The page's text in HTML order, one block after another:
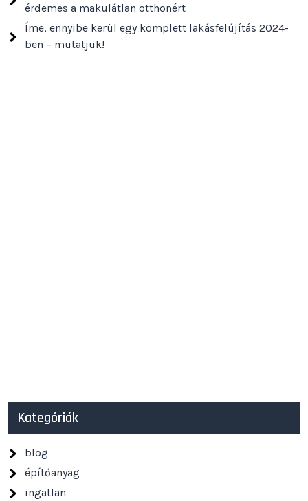
érdemes a makulátlan otthonért
Íme, ennyibe kerül egy komplett lakásfelújítás 2024-
ben – mutatjuk!
Kategóriák
blog
építőanyag
ingatlan